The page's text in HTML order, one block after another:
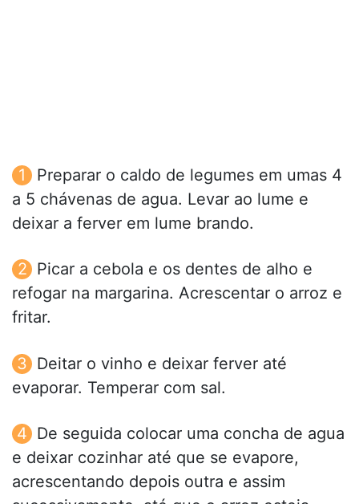
Preparar o caldo de legumes em umas 4
a 5 chávenas de agua. Levar ao lume e
deixar a ferver em lume brando.
Picar a cebola e os dentes de alho e
refogar na margarina. Acrescentar o arroz e
fritar.
Deitar o vinho e deixar ferver até
evaporar. Temperar com sal.
De seguida colocar uma concha de agua
e deixar cozinhar até que se evapore,
acrescentando depois outra e assim